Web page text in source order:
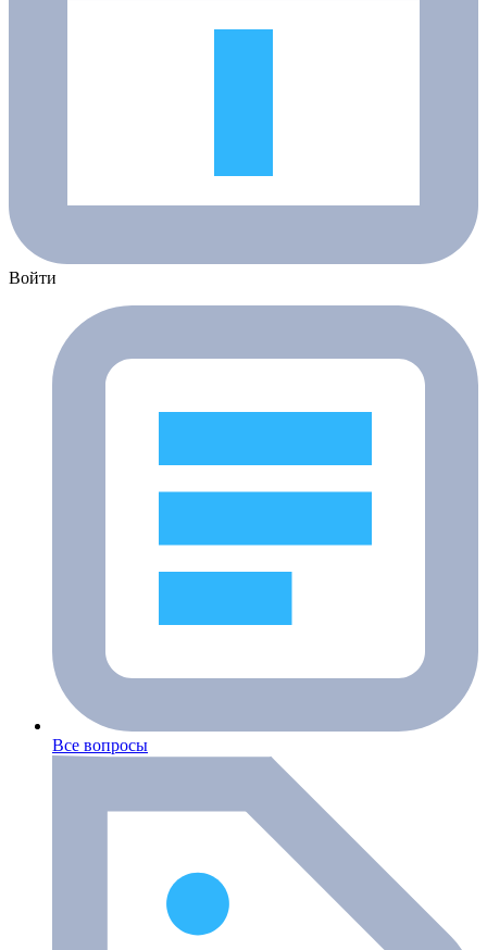
Войти
Все вопросы